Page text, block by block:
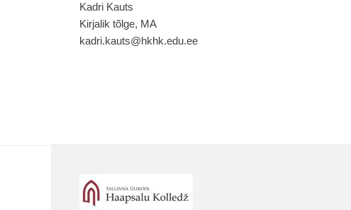
Kadri Kauts
Kirjalik tõlge, MA
kadri.kauts@hkhk.edu.ee